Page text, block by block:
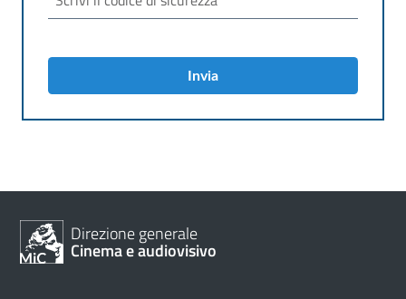
Invia
Direzione generale
Cinema e audiovisivo